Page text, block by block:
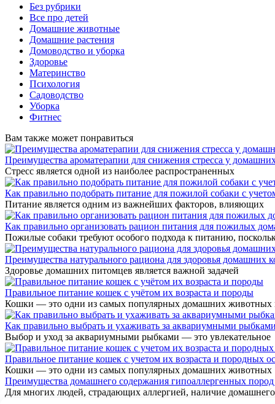
Без рубрики
Все про детей
Домашние животные
Домашние растения
Домоводство и уборка
Здоровье
Материнство
Психология
Садоводство
Уборка
Фитнес
Вам также может понравиться
Преимущества ароматерапии для снижения стресса у
Стресс является одной из наиболее распространенных
Как правильно подобрать питание для пожилой собаки с
Питание является одним из важнейших факторов, влияющих
Как правильно организовать рацион питания для пожилых
Пожилые собаки требуют особого подхода к питанию,
Преимущества натурального рациона для здоровья домашних
Здоровье домашних питомцев является важной задачей
Правильное питание кошек с учётом их возраста и породы
Кошки — это одни из самых популярных домашних животных
Как правильно выбрать и ухаживать за аквариумными
Выбор и уход за аквариумными рыбками — это увлекательное
Правильное питание кошек с учетом их возраста и породных
Кошки — это одни из самых популярных домашних животных
Преимущества домашнего содержания гипоаллергенных пород
Для многих людей, страдающих аллергией, наличие домашнего